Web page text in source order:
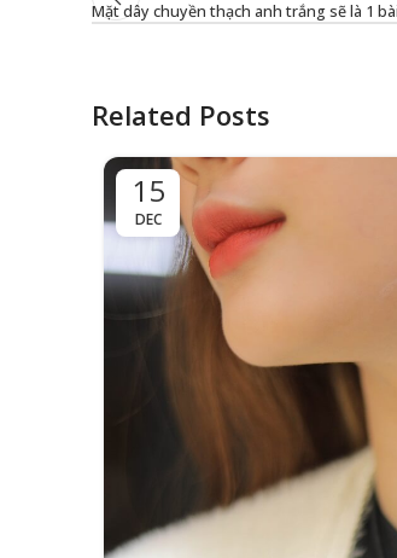
Mặt dây chuyền thạch anh trắng sẽ là 1
Related Posts
15
DEC